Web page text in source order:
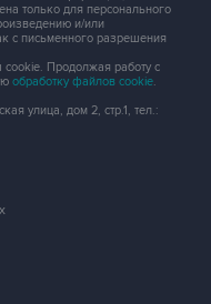
только для персонального
и/или
с письменного разрешения
cookie. Продолжая работу с
обработку файлов cookie.
улица, дом 2, стр.1, тел.: